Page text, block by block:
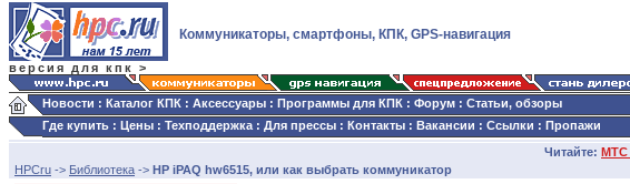
версия для кпк >
Коммуникаторы, смартфоны, КПК, GPS-навигация
Новости : Каталог КПК : Аксессуары : Программы для КПК : Форум : Статьи, обзоры
Где купить : Цены : Техподдержка : Для прессы : Контакты : Вакансии : Ссылки : Пропажи
Читайте: МТС
HPCru -> Библиотека -> HP iPAQ hw6515, или как выбрать коммуникатор